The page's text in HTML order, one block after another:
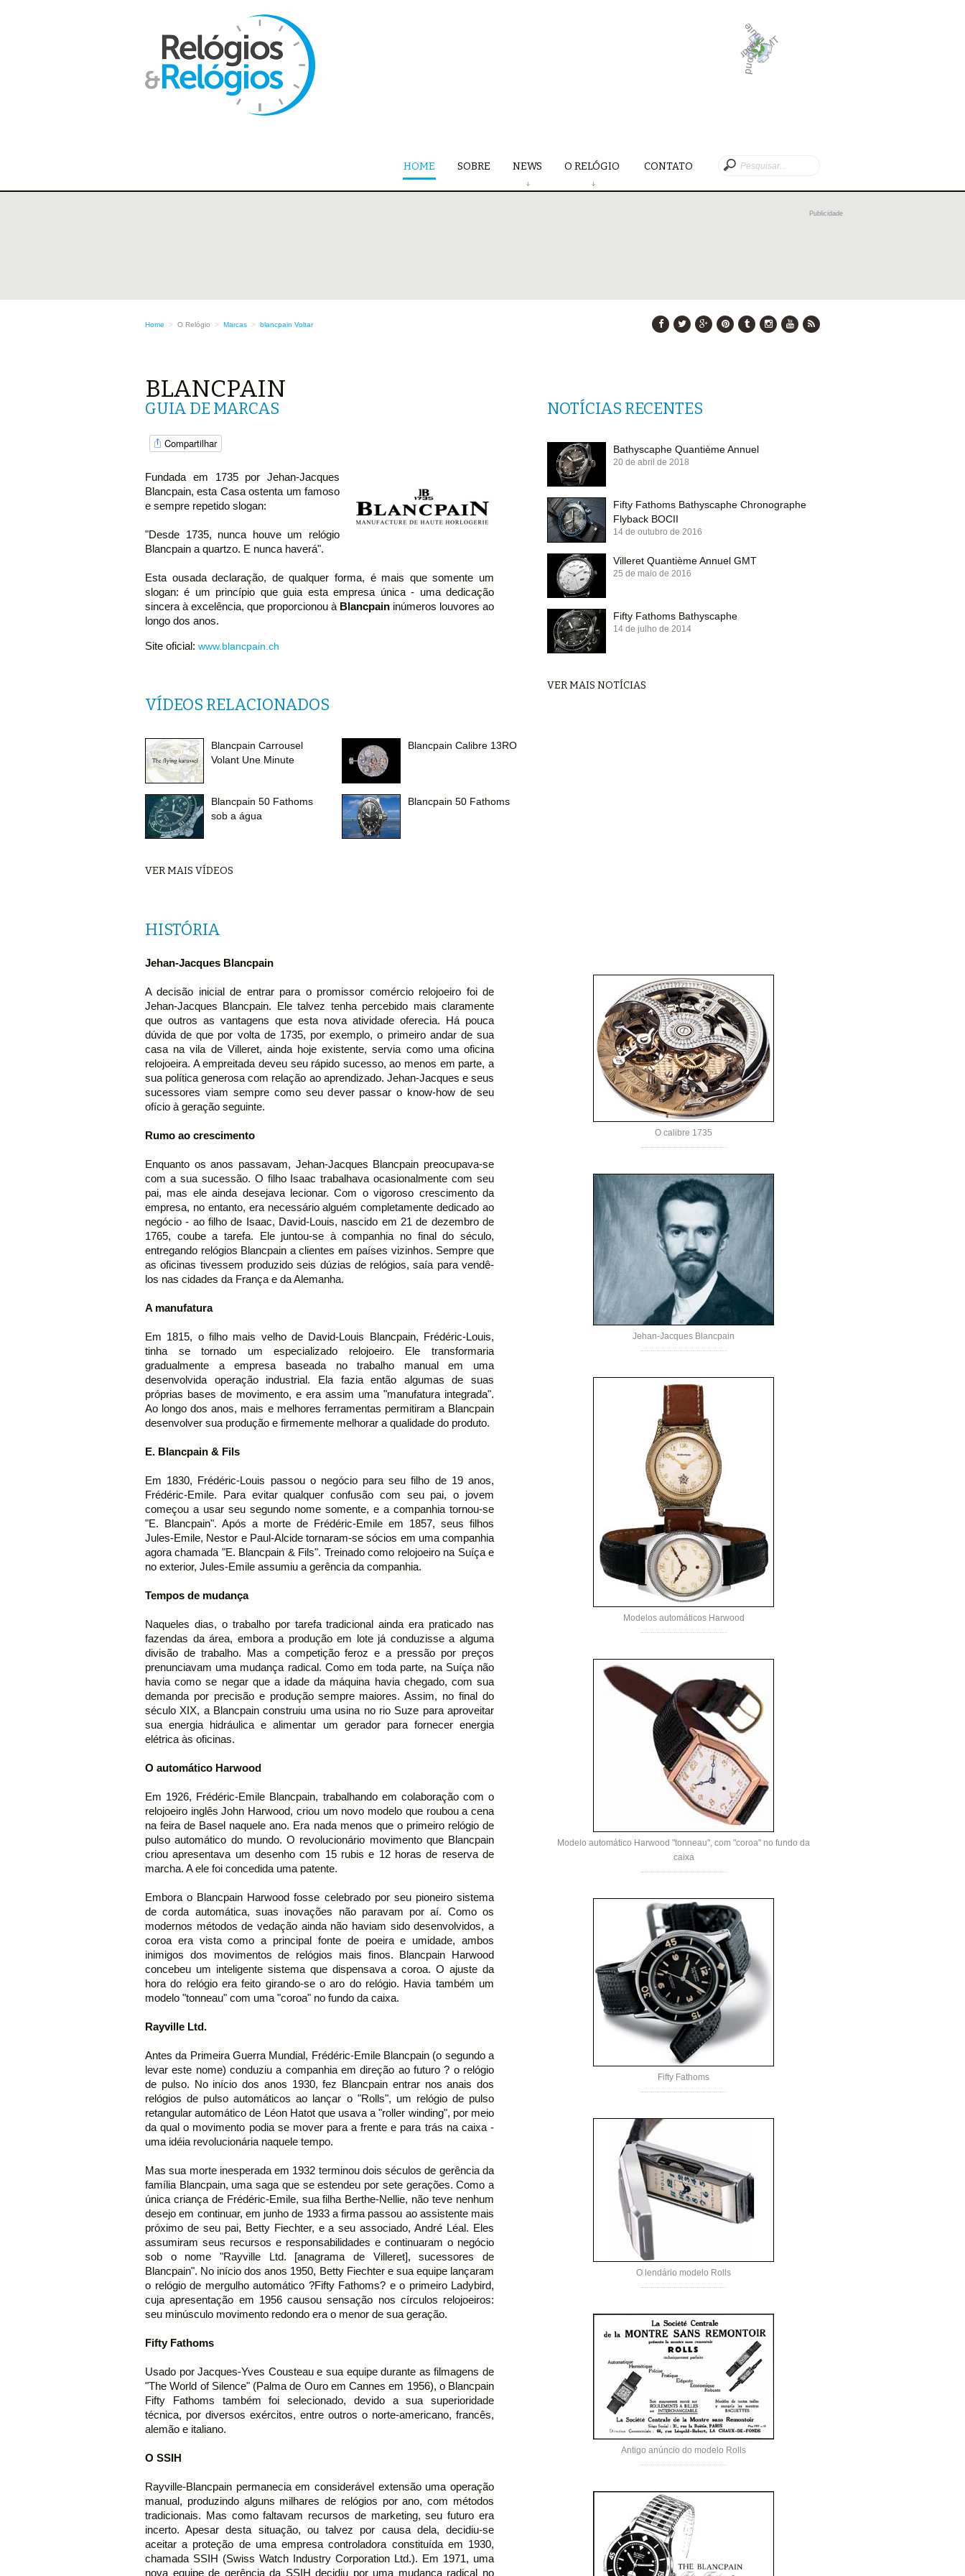
HOME SOBRE NEWS O RELÓGIO CONTATO
Publicidade
Home > O Relógio > Marcas > blancpain Voltar
BLANCPAIN
GUIA DE MARCAS
Compartilhar
Fundada em 1735 por Jehan-Jacques
Blancpain, esta Casa ostenta um famoso
e sempre repetido slogan:
"Desde 1735, nunca houve um relógio
Blancpain a quartzo. E nunca haverá".
Esta ousada declaração, de qualquer forma, é mais que somente um
slogan: é um princípio que guia esta empresa única - uma dedicação
sincera à excelência, que proporcionou à Blancpain inúmeros louvores ao
longo dos anos.
Site oficial: www.blancpain.ch
VÍDEOS RELACIONADOS
Blancpain Carrousel
Volant Une Minute
Blancpain Calibre 13RO
Blancpain 50 Fathoms
sob a água
Blancpain 50 Fathoms
VER MAIS VÍDEOS
NOTÍCIAS RECENTES
Bathyscaphe Quantième Annuel
20 de abril de 2018
Fifty Fathoms Bathyscaphe Chronographe
Flyback BOCII
14 de outubro de 2016
Villeret Quantième Annuel GMT
25 de maio de 2016
Fifty Fathoms Bathyscaphe
14 de julho de 2014
VER MAIS NOTÍCIAS
HISTÓRIA
Jehan-Jacques Blancpain
A decisão inicial de entrar para o promissor comércio relojoeiro foi de
Jehan-Jacques Blancpain. Ele talvez tenha percebido mais claramente
que outros as vantagens que esta nova atividade oferecia. Há pouca
dúvida de que por volta de 1735, por exemplo, o primeiro andar de sua
casa na vila de Villeret, ainda hoje existente, servia como uma oficina
relojoeira. A empreitada deveu seu rápido sucesso, ao menos em parte, a
sua política generosa com relação ao aprendizado. Jehan-Jacques e seus
sucessores viam sempre como seu dever passar o know-how de seu
ofício à geração seguinte.
Rumo ao crescimento
Enquanto os anos passavam, Jehan-Jacques Blancpain preocupava-se
com a sua sucessão. O filho Isaac trabalhava ocasionalmente com seu
pai, mas ele ainda desejava lecionar. Com o vigoroso crescimento da
empresa, no entanto, era necessário alguém completamente dedicado ao
negócio - ao filho de Isaac, David-Louis, nascido em 21 de dezembro de
1765, coube a tarefa. Ele juntou-se à companhia no final do século,
entregando relógios Blancpain a clientes em países vizinhos. Sempre que
as oficinas tivessem produzido seis dúzias de relógios, saía para vendê-
los nas cidades da França e da Alemanha.
A manufatura
Em 1815, o filho mais velho de David-Louis Blancpain, Frédéric-Louis,
tinha se tornado um especializado relojoeiro. Ele transformaria
gradualmente a empresa baseada no trabalho manual em uma
desenvolvida operação industrial. Ela fazia então algumas de suas
próprias bases de movimento, e era assim uma "manufatura integrada".
Ao longo dos anos, mais e melhores ferramentas permitiram a Blancpain
desenvolver sua produção e firmemente melhorar a qualidade do produto.
E. Blancpain & Fils
Em 1830, Frédéric-Louis passou o negócio para seu filho de 19 anos,
Frédéric-Emile. Para evitar qualquer confusão com seu pai, o jovem
começou a usar seu segundo nome somente, e a companhia tornou-se
"E. Blancpain". Após a morte de Frédéric-Emile em 1857, seus filhos
Jules-Emile, Nestor e Paul-Alcide tornaram-se sócios em uma companhia
agora chamada "E. Blancpain & Fils". Treinado como relojoeiro na Suíça e
no exterior, Jules-Emile assumiu a gerência da companhia.
Tempos de mudança
Naqueles dias, o trabalho por tarefa tradicional ainda era praticado nas
fazendas da área, embora a produção em lote já conduzisse a alguma
divisão de trabalho. Mas a competição feroz e a pressão por preços
prenunciavam uma mudança radical. Como em toda parte, na Suíça não
havia como se negar que a idade da máquina havia chegado, com sua
demanda por precisão e produção sempre maiores. Assim, no final do
século XIX, a Blancpain construiu uma usina no rio Suze para aproveitar
sua energia hidráulica e alimentar um gerador para fornecer energia
elétrica às oficinas.
O automático Harwood
Em 1926, Frédéric-Emile Blancpain, trabalhando em colaboração com o
relojoeiro inglês John Harwood, criou um novo modelo que roubou a cena
na feira de Basel naquele ano. Era nada menos que o primeiro relógio de
pulso automático do mundo. O revolucionário movimento que Blancpain
criou apresentava um desenho com 15 rubis e 12 horas de reserva de
marcha. A ele foi concedida uma patente.
Embora o Blancpain Harwood fosse celebrado por seu pioneiro sistema
de corda automática, suas inovações não paravam por aí. Como os
modernos métodos de vedação ainda não haviam sido desenvolvidos, a
coroa era vista como a principal fonte de poeira e umidade, ambos
inimigos dos movimentos de relógios mais finos. Blancpain Harwood
concebeu um inteligente sistema que dispensava a coroa. O ajuste da
hora do relógio era feito girando-se o aro do relógio. Havia também um
modelo "tonneau" com uma "coroa" no fundo da caixa.
Rayville Ltd.
Antes da Primeira Guerra Mundial, Frédéric-Emile Blancpain (o segundo a
levar este nome) conduziu a companhia em direção ao futuro ? o relógio
de pulso. No início dos anos 1930, fez Blancpain entrar nos anais dos
relógios de pulso automáticos ao lançar o "Rolls", um relógio de pulso
retangular automático de Léon Hatot que usava a "roller winding", por meio
da qual o movimento podia se mover para a frente e para trás na caixa -
uma idéia revolucionária naquele tempo.
Mas sua morte inesperada em 1932 terminou dois séculos de gerência da
família Blancpain, uma saga que se estendeu por sete gerações. Como a
única criança de Frédéric-Emile, sua filha Berthe-Nellie, não teve nenhum
desejo em continuar, em junho de 1933 a firma passou ao assistente mais
próximo de seu pai, Betty Fiechter, e a seu associado, André Léal. Eles
assumiram seus recursos e responsabilidades e continuaram o negócio
sob o nome "Rayville Ltd. [anagrama de Villeret], sucessores de
Blancpain". No início dos anos 1950, Betty Fiechter e sua equipe lançaram
o relógio de mergulho automático ?Fifty Fathoms? e o primeiro Ladybird,
cuja apresentação em 1956 causou sensação nos círculos relojoeiros:
seu minúsculo movimento redondo era o menor de sua geração.
Fifty Fathoms
Usado por Jacques-Yves Cousteau e sua equipe durante as filmagens de
"The World of Silence" (Palma de Ouro em Cannes em 1956), o Blancpain
Fifty Fathoms também foi selecionado, devido a sua superioridade
técnica, por diversos exércitos, entre outros o norte-americano, francês,
alemão e italiano.
O SSIH
Rayville-Blancpain permanecia em considerável extensão uma operação
manual, produzindo alguns milhares de relógios por ano, com métodos
tradicionais. Mas como faltavam recursos de marketing, seu futuro era
incerto. Apesar desta situação, ou talvez por causa dela, decidiu-se
aceitar a proteção de uma empresa controladora constituída em 1930,
chamada SSIH (Swiss Watch Industry Corporation Ltd.). Em 1971, uma
nova equipe de gerência da SSIH decidiu por uma mudança radical no
O calibre 1735
Jehan-Jacques Blancpain
Modelos automáticos Harwood
Modelo automático Harwood "tonneau", com "coroa" no fundo da
caixa
Fifty Fathoms
O lendário modelo Rolls
Antigo anúncio do modelo Rolls